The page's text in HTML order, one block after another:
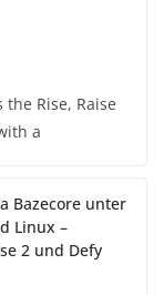
Rise, Raise
a
Bazecore unter
Linux –
2 und Defy